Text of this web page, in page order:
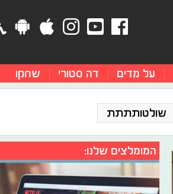
על מדים דה סטורי שחקו
שולטותתתת
המומלצים שלנו: